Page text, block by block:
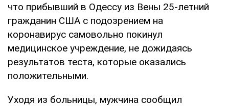
что прибывший в Одессу из Вены 25-летний
гражданин США с подозрением на
коронавирус самовольно покинул
медицинское учреждение, не дожидаясь
результатов теста, которые оказались
положительными.
Уходя из больницы, мужчина сообщил